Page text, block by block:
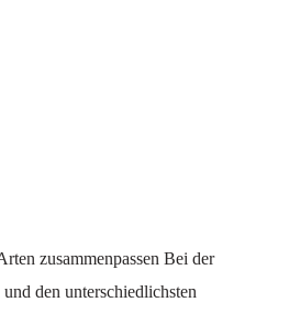
zusammenpassen Bei der
den unterschiedlichsten